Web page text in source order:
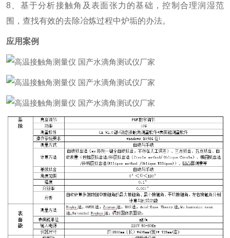
8、基于分析接触角及表面张力的基础，控制合理润湿范
围，查找有效的去除冶炼过程中炉垢的办法。
应用案例